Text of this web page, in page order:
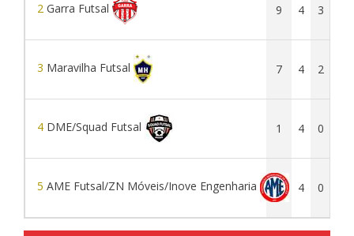
2 Garra Futsal 9 4 3
3 Maravilha Futsal 7 4 2
4 DME/Squad Futsal 1 4 0
5 AME Futsal/ZN Móveis/Inove Engenharia 1 4 0